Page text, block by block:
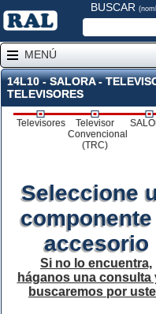
BUSCAR
MENÚ
14L10 - SALORA -
TELEVISORES
Televisores
Televisor
Convencional
(TRC)
Seleccione
componente
accesorio
Si no lo encuentra,
háganos una consulta
buscaremos por